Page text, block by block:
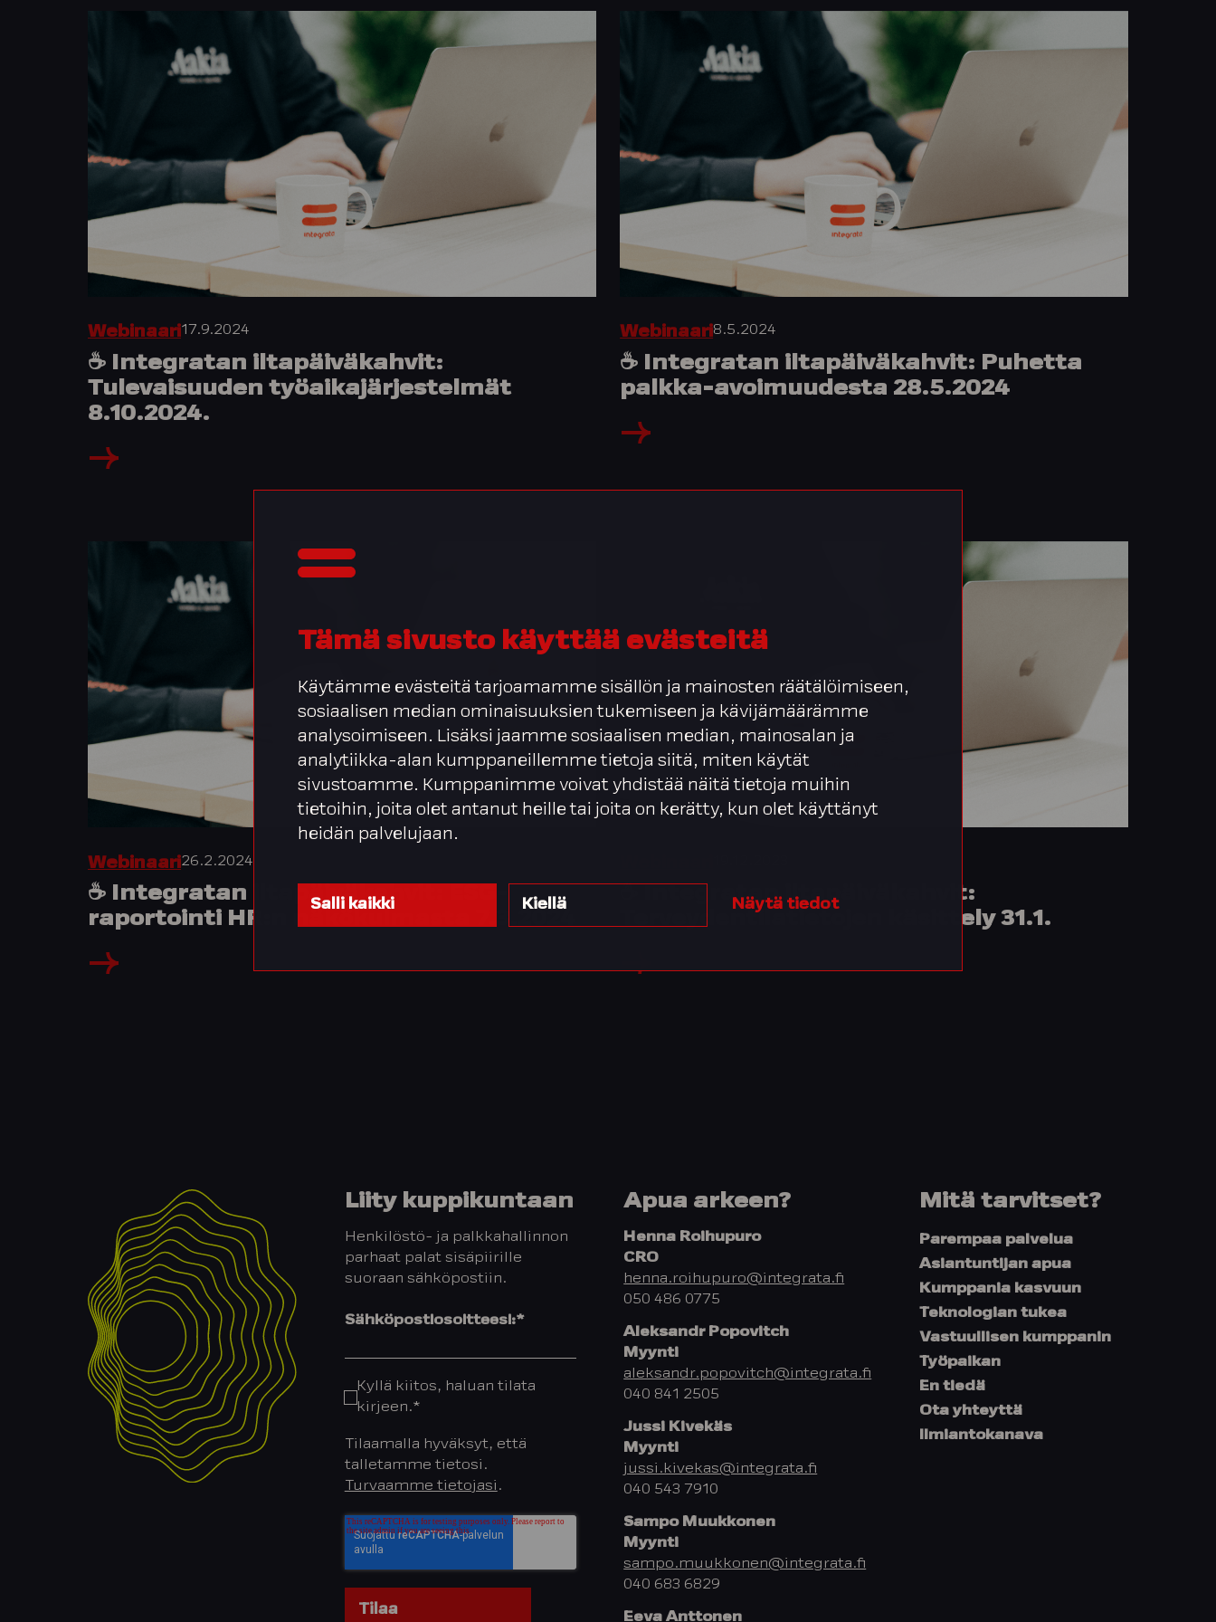
Tämä sivusto käyttää evästeitä
Käytämme evästeitä tarjoamamme sisällön ja mainosten räätälöimiseen,
sosiaalisen median ominaisuuksien tukemiseen ja kävijämäärämme
analysoimiseen. Lisäksi jaamme sosiaalisen median, mainosalan ja
analytiikka-alan kumppaneillemme tietoja siitä, miten käytät
sivustoamme. Kumppanimme voivat yhdistää näitä tietoja muihin
tietoihin, joita olet antanut heille tai joita on kerätty, kun olet käyttänyt
heidän palvelujaan.
Salli kaikki Kiellä Näytä tiedot
Webinaari17.9.2024
☕️ Integratan iltapäiväkahvit:
Tulevaisuuden työaikajärjestelmät
8.10.2024.
Webinaari8.5.2024
☕️ Integratan iltapäiväkahvit: Puhetta
palkka-avoimuudesta 28.5.2024
Webinaari26.2.2024
☕️ Integratan iltapäiväkahvit: ESG-
raportointi HR:n näkökulmasta 7.3.2024
☕️ Integratan iltapäiväkahvit:
Terveydentilatietojen käsittely 31.1.
Liity kuppikuntaan
Henkilöstö- ja palkkahallinnon
parhaat palat sisäpiirille
suoraan sähköpostiin.
Sähköpostiosoitteesi:*
Kyllä kiitos, haluan tilata
kirjeen.*
Tilaamalla hyväksyt, että
talletamme tietosi.
Turvaamme tietojasi .
Apua arkeen?
Henna Roihupuro
CRO
henna.roihupuro@integrata.fi
050 486 0775
Aleksandr Popovitch
Myynti
aleksandr.popovitch@integrata.fi
040 841 2505
Jussi Kivekäs
Myynti
jussi.kivekas@integrata.fi
040 543 7910
Sampo Muukkonen
Myynti
sampo.muukkonen@integrata.fi
040 683 6829
Eeva Anttonen
Mitä tarvitset?
Parempaa palvelua
Asiantuntijan apua
Kumppania kasvuun
Teknologian tukea
Vastuullisen kumppanin
Työpaikan
En tiedä
Ota yhteyttä
Ilmiantokanava